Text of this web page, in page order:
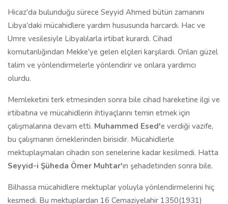
Hicaz'da bulunduğu sürece Seyyid Ahmed bütün zamanını
Libya'daki mücahidlere yardım hususunda harcardı. Hac ve
Umre vesilesiyle Libyalılarla irtibat kurardı. Cihad
komutanlığından Mekke'ye gelen elçileri karşılardı. Onları güzel
talim ve yönlendirmelerle yönlendirir ve onlara yardımcı
olurdu.
Memleketini terk etmesinden sonra bile cihad hareketine ilgi ve
irtibatına ve mücahidlerin ihtiyaçlarını temin etmek için
çalışmalarına devam etti. Muhammed Esed'e verdiği vazife,
bu çalışmanın örneklerinden birisidir. Mücahidlerle
mektuplaşmaları cihadın son senelerine kadar kesilmedi. Hatta
Seyyid-i Şüheda Ömer Muhtar'ın şehadetinden sonra bile.
Bilhassa mücahidlere mektuplar yoluyla yönlendirmelerini hiç
kesmedi. Bu mektuplardan 16 Cemaziyelahir 1350(1931)